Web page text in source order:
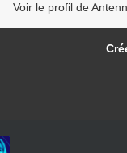
Voir le profil de